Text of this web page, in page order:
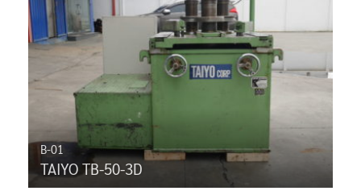
B-01
TAIYO TB-50-3D